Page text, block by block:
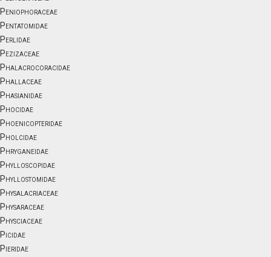
Peniophoraceae
Pentatomidae
Perlidae
Pezizaceae
Phalacrocoracidae
Phallaceae
Phasianidae
Phocidae
Phoenicopteridae
Pholcidae
Phryganeidae
Phylloscopidae
Phyllostomidae
Physalacriaceae
Physaraceae
Physciaceae
Picidae
Pieridae